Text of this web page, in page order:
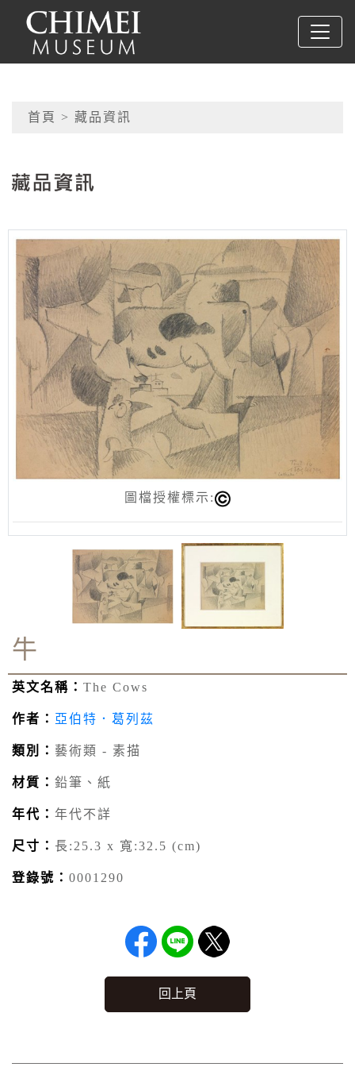
跳到主要內容
奇美博物館
網頁導覽
首頁 > 藏品資訊
圖檔授權標示:
牛
英文名稱： The Cows
作者： 亞伯特．葛列茲
類別： 藝術類 - 素描
材質： 鉛筆、紙
年代： 年代不詳
尺寸： 長:25.3 x 寬:32.5 (cm)
登錄號： 0001290
回上頁